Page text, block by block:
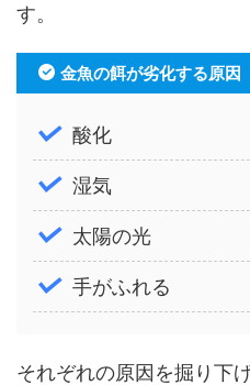
す。
金魚の餌が劣化する原因
酸化
湿気
太陽の光
手がふれる
それぞれの原因を掘り下